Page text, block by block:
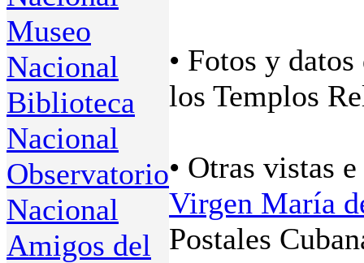
Museo
Nacional
Biblioteca
Nacional
Observatorio
Nacional
Amigos del
• Fotos y
los Templos
• Otras vistas
Virgen María
Postales